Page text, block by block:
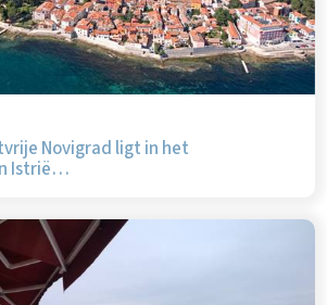
Novigrad ligt in het
Istrië…